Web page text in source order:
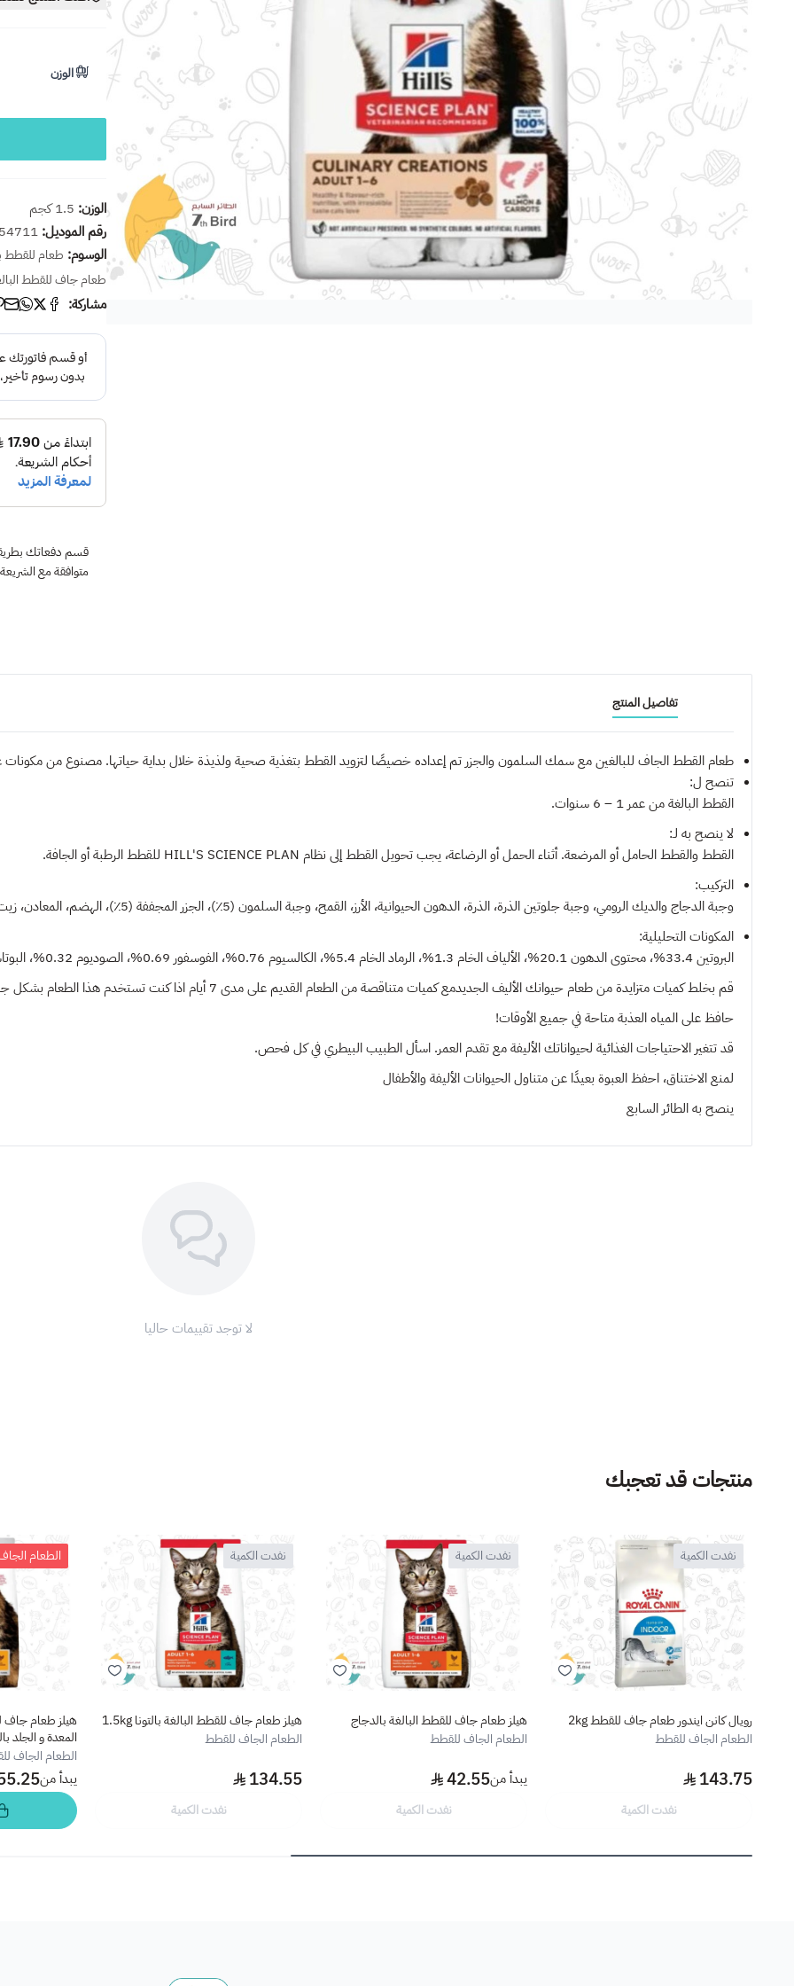
الوزن
الوزن: 1.5 كجم
رقم الموديل:
الوسوم: طعام للقطط
طعام جاف للقطط
مشاركة:
متوافقة مع
تفاصيل المنتج
طعام القطط الجاف للبالغين مع سمك السلمون والجزر تم إعداده خصيصًا لتزويد القطط بتغذية صحية ولذيذة خلال بداية حياتها. مصنوع من مكونات
تنصح ل:
القطط البالغة من عمر 1 – 6 سنوات.
لا ينصح به لـ:
القطط والقطط الحامل أو المرضعة. أثناء الحمل أو الرضاعة، يجب تحويل القطط إلى نظام HILL'S SCIENCE PLAN للقطط الرطبة أو الجافة.
التركيب:
وجبة الدجاج والديك الرومي، وجبة جلوتين الذرة، الذرة، الدهون الحيوانية، الأرز، القمح، وجبة السلمون (5٪)، الجزر المجففة (5٪)، الهضم، المعادن، زيت السمك، لب البنجر المجفف.
المكونات التحليلية:
البروتين 33.4%، محتوى الدهون 20.1%، الألياف الخام 1.3%، الرماد الخام 5.4%، الكالسيوم 0.76%، الفوسفور 0.69%، الصوديوم 0.32%، البوتاسيوم 0.77%، المغنيسيوم 0.07%؛
قم بخلط كميات متزايدة من طعام حيوانك الأليف الجديدمع كميات متناقصة من الطعام القديم على مدى 7 أيام اذا كنت تستخدم هذا الطعام بشكل جديد
حافظ على المياه العذبة متاحة في جميع الأوقات!
قد تتغير الاحتياجات الغذائية لحيواناتك الأليفة مع تقدم العمر. اسأل الطبيب البيطري في كل فحص.
لمنع الاختناق، احفظ العبوة بعيدًا عن متناول الحيوانات الأليفة والأطفال
ينصح بهالطائر السابع
لا توجد تقييمات حاليا
منتجات قد تعجبك
نفدت الكمية
رويال كانن ايندور طعام جاف للقطط 2kg
الطعام الجاف للقطط
143.75
نفدت الكمية
نفدت الكمية
هيلز طعام جاف للقطط البالغة بالدجاج
الطعام الجاف للقطط
يبدأ من42.55
نفدت الكمية
نفدت الكمية
هيلز طعام جاف للقطط البالغة بالتونا 1.5kg
الطعام الجاف للقطط
134.55
نفدت الكمية
الطعام
هيلز طعام جاف
المعدة و الجلد
الطعام الجاف
يبدأ من